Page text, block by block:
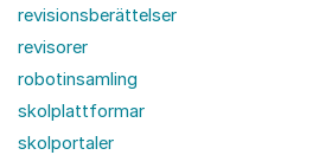
revisionsberättelser
revisorer
robotinsamling
skolplattformar
skolportaler